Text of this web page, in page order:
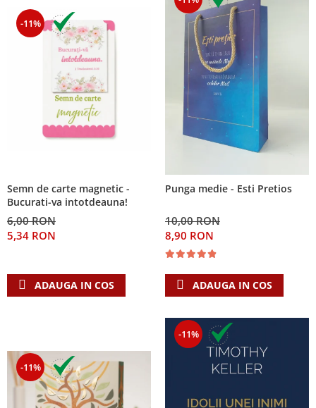
-11%
Semn de carte magnetic -
Bucurati-va intotdeauna!
6,00 RON
5,34 RON
ADAUGA IN COS
Punga medie - Esti Pretios
10,00 RON
8,90 RON
ADAUGA IN COS
-11%
-11%